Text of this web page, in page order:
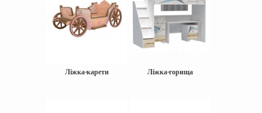
Ліжка-карети Ліжка-горища